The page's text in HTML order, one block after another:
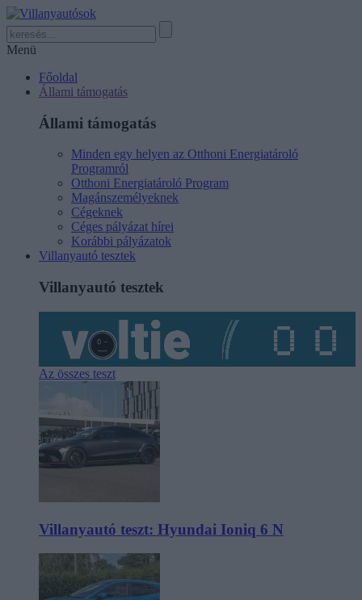
Menü
Főoldal
Állami támogatás
Állami támogatás
Minden egy helyen az Otthoni Energiatároló
Programról
Otthoni Energiatároló Program
Magánszemélyeknek
Cégeknek
Céges pályázat hírei
Korábbi pályázatok
Villanyautó tesztek
Villanyautó tesztek
Az összes teszt
Villanyautó teszt: Hyundai Ioniq 6 N